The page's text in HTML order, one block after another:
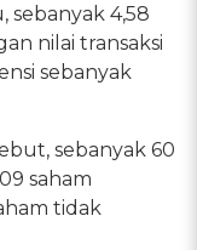
sebanyak 4,58
nilai transaksi
sebanyak
sebanyak 60
saham
tidak